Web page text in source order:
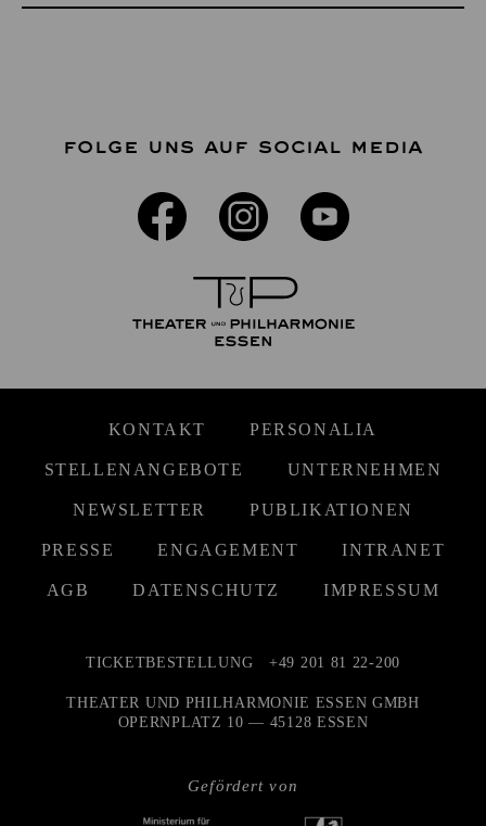
FOLGE UNS AUF SOCIAL MEDIA
KONTAKT PERSONALIA
STELLENANGEBOTE UNTERNEHMEN
NEWSLETTER PUBLIKATIONEN
PRESSE ENGAGEMENT INTRANET
AGB DATENSCHUTZ IMPRESSUM
Gefördert von
TICKETBESTELLUNG +49 201 81 22-200
THEATER UND PHILHARMONIE ESSEN GMBH
OPERNPLATZ 10 — 45128 ESSEN